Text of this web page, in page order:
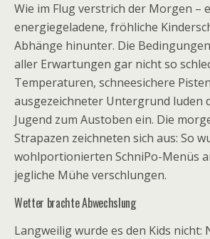
Wie im Flug verstrich der Morgen –
energiegeladene, fröhliche
Abhänge hinunter. Die
aller Erwartungen gar nicht so
Temperaturen, schneesichere
ausgezeichneter Untergrund luden
Jugend zum Austoben ein. Die
Strapazen zeichneten sich aus: So
wohlportionierten SchniPo-Menüs
jegliche Mühe verschlungen.
Wetter brachte Abwechslung
Langweilig wurde es den Kids nicht: